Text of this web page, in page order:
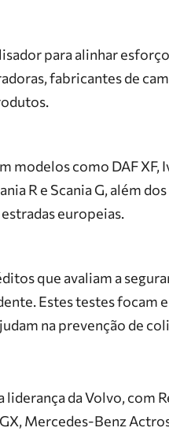
para alinhar
fabricantes de
modelos como DAF XF,
R e Scania G, além
europeias.
que avaliam a
. Estes testes focam
na prevenção de
da Volvo, com
Mercedes-Benz